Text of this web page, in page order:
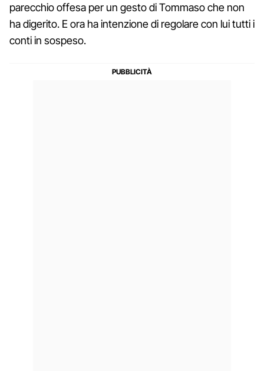
parecchio offesa per un gesto di Tommaso che non
ha digerito. E ora ha intenzione di regolare con lui tutti i
conti in sospeso.